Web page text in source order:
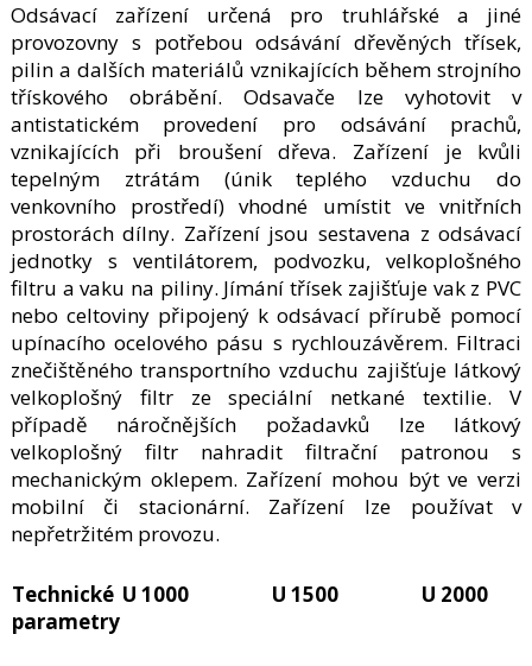
Odsávací zařízení určená pro truhlářské a jiné
provozovny s potřebou odsávání dřevěných třísek,
pilin a dalších materiálů vznikajících během strojního
třískového obrábění. Odsavače lze vyhotovit v
antistatickém provedení pro odsávání prachů,
vznikajících při broušení dřeva. Zařízení je kvůli
tepelným ztrátám (únik teplého vzduchu do
venkovního prostředí) vhodné umístit ve vnitřních
prostorách dílny. Zařízení jsou sestavena z odsávací
jednotky s ventilátorem, podvozku, velkoplošného
filtru a vaku na piliny. Jímání třísek zajišťuje vak z PVC
nebo celtoviny připojený k odsávací přírubě pomocí
upínacího ocelového pásu s rychlouzávěrem. Filtraci
znečištěného transportního vzduchu zajišťuje látkový
velkoplošný filtr ze speciální netkané textilie. V
případě náročnějších požadavků lze látkový
velkoplošný filtr nahradit filtrační patronou s
mechanickým oklepem. Zařízení mohou být ve verzi
mobilní či stacionární. Zařízení lze používat v
nepřetržitém provozu.
Technické
parametry
U 1000 U 1500 U 2000